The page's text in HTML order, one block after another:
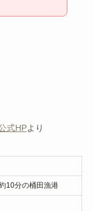
式HPより
10分の桶田漁港